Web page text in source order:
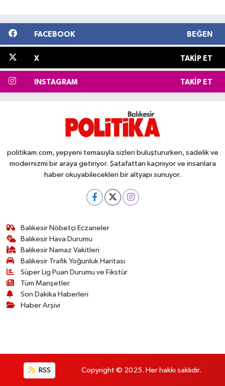
FACEBOOK BEĞEN
X TAKIP ET
INSTAGRAM TAKIP ET
politikam.com, yepyeni temasıyla sizleri buluştururken, sadelik ve
modernizmi bir araya getiriyor. Şatafattan kaçınıyor ve insanlara
haber okuyabilecekleri bir altyapı sunuyor.
Balıkesir Nöbetçi Eczaneler
Balıkesir Hava Durumu
Balıkesir Namaz Vakitleri
Balıkesir Trafik Yoğunluk Haritası
Süper Lig Puan Durumu ve Fikstür
Tüm Manşetler
Son Dakika Haberleri
Haber Arşivi
RSS Copyright © 2025. Her hakkı saklıdır.